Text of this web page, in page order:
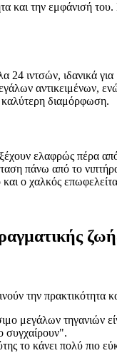
και την εμφάνισή
24 ιντσών, ιδανικά
αντικειμένων,
καλύτερη διαμόρφωση.
ελαφρώς πέρα
πάνω από το
ο χαλκός
την
μεγάλων τηγανιών
συγχαίρουν".
το κάνει πολύ πιο